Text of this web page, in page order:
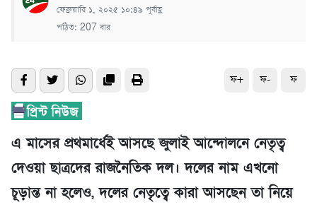
ফেব্রুয়ারি ১, ২০২৫ ১০:৪৯ পূর্বাহ্ণ
পঠিত: 207 বার
ফ+ ফ- ফ
এ মাসের প্রথমার্ধেই আসছে জুলাই আন্দোলনে নেতৃত্ব
দেওয়া ছাত্রদের রাজনৈতিক দল। দলের নাম এখনো
চূড়ান্ত না হলেও, দলের নেতৃত্বে কারা আসছেন তা নিয়ে